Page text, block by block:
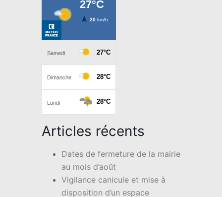
Articles récents
Dates de fermeture de la mairie
au mois d’août
Vigilance canicule et mise à
disposition d’un espace